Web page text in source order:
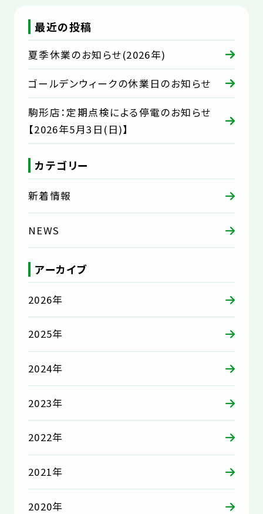
最近の投稿
夏季休業のお知らせ(2026年)
ゴールデンウィークの休業日のお知らせ
駒形店：定期点検による停電のお知らせ
【2026年5月3日(日)】
カテゴリー
新着情報
NEWS
アーカイブ
2026年
2025年
2024年
2023年
2022年
2021年
2020年